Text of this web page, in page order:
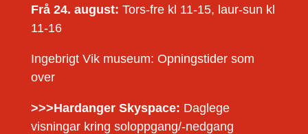
Frå 24. august: Tors-fre kl 11-15, laur-sun kl
11-16
Ingebrigt Vik museum: Opningstider som
over
>>>Hardanger Skyspace: Daglege
visningar kring soloppgang/-nedgang